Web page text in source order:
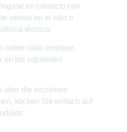
en contacto con
ventas en el sitio o
técnica.
sobre cada empque,
en los siguientes
über die einzelnen
klicken Sie einfach auf